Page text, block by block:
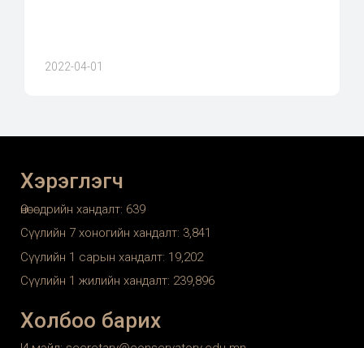
2022-04-01
Хэрэглэгч
Өнөөдрийн хандалт: 639
Сүүлийн 7 хоногийн хандалт: 3,841
Сүүлийн 1 сарын хандалт: 19,202
Сүүлийн 1 жилийн хандалт: 239,896
Холбоо барих